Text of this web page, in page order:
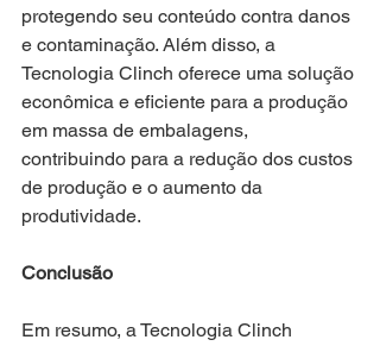
protegendo seu conteúdo contra danos
e contaminação. Além disso, a
Tecnologia Clinch oferece uma solução
econômica e eficiente para a produção
em massa de embalagens,
contribuindo para a redução dos custos
de produção e o aumento da
produtividade.
Conclusão
Em resumo, a Tecnologia Clinch